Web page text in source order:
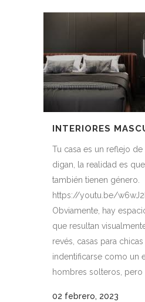
INTERIORES
Tu casa es un reflejo
digan, la realidad es
también tienen género.
https://youtu.be/
Obviamente, hay
que resultan
revés, casas para
indentificarse como un
hombres solteros, pero
02 febrero, 2023